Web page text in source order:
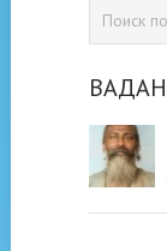
ВАДАН